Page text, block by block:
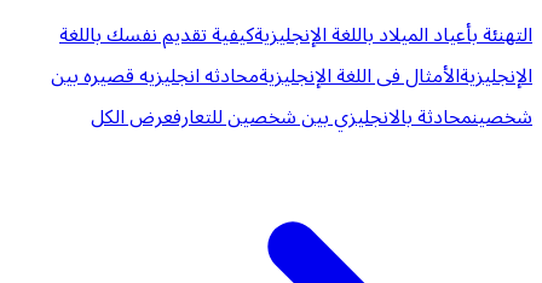
التهنئة بأعياد الميلاد باللغة الإنجليزيةكيفية تقديم نفسك باللغة
الإنجليزيةالأمثال فى اللغة الإنجليزيةمحادثه انجليزيه قصيره بين
شخصينمحادثة بالانجليزي بين شخصين للتعارفعرض الكل